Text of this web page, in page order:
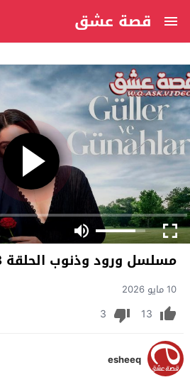
قصة عشق
مسلسل ورود وذنوب الحلقة 18 مترجم
10 مايو 2026
13
3
esheeq